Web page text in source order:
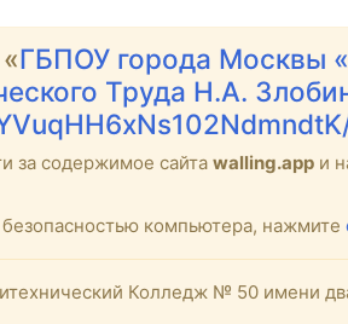
ГБПОУ города Москвы
Труда Н.А.
за содержимое сайта walling.app и
компьютера, нажмите
Колледж № 50 имени